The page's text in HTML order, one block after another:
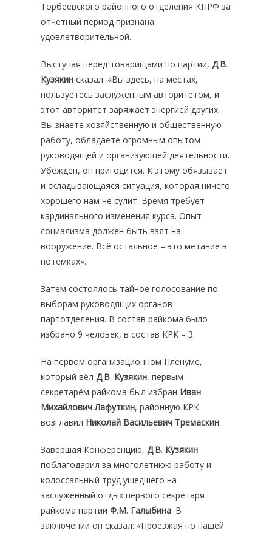
Торбеевского районного отделения КПРФ за
отчётный период признана
удовлетворительной.
Выступая перед товарищами по партии,Д.В.
Кузякинсказал: «Вы здесь, на местах,
пользуетесь заслуженным авторитетом, и
этот авторитет заряжает энергией других.
Вы знаете хозяйственную и общественную
работу, обладаете огромным опытом
руководящей и организующей деятельности.
Убеждён, он пригодится. К этому обязывает
и складывающаяся ситуация, которая ничего
хорошего нам не сулит. Время требует
кардинального изменения курса. Опыт
социализма должен быть взят на
вооружение. Всё остальное – это метание в
потёмках».
Затем состоялось тайное голосование по
выборам руководящих органов
партотделения. В состав райкома было
избрано 9 человек, в состав КРК – 3.
На первом организационном Пленуме,
который вёлД.В. Кузякин, первым
секретарём райкома был избран Иван
Михайлович Лафуткин, районную КРК
возглавил Николай Васильевич Тремаскин.
Завершая Конференцию,Д.В. Кузякин
поблагодарил за многолетнюю работу и
колоссальный труд ушедшего на
заслуженный отдых первого секретаря
райкома партии Ф.М. Галыбина. В
заключении он сказал: «Проезжая по нашей